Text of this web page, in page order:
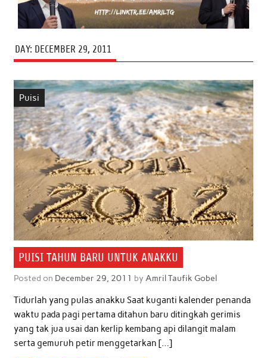
DAY: DECEMBER 29, 2011
Puisi
PUISI TAHUN BARU UNTUK ANAKKU
Posted on December 29, 2011 by Amril Taufik Gobel
Tidurlah yang pulas anakku Saat kuganti kalender penanda
waktu pada pagi pertama ditahun baru ditingkah gerimis
yang tak jua usai dan kerlip kembang api dilangit malam
serta gemuruh petir menggetarkan […]